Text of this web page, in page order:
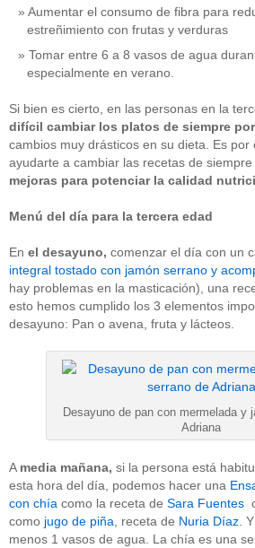
Aumentar el consumo de fibra para
estreñimiento con frutas y verduras
Tomar entre 6 a 8 vasos de agua
especialmente en verano.
Si bien es cierto, en las personas en la
difícil cambiar los platos de siempre
cambios muy drásticos en su dieta. Es por
ayudarte a cambiar las recetas de siempre
mejoras para potenciar la calidad
Menú del día para la tercera edad
En el desayuno, comenzar el día con un
integral tostado con jamón serrano y
hay problemas en la masticación), una
esto hemos cumplido los 3 elementos
desayuno: Pan o avena, fruta y lácteos.
Desayuno de pan con mermelada y
Adriana
A media mañana, si la persona está
esta hora del día, podemos hacer una
con chía como la receta de Sara Fuentes
como jugo de piña , receta de Nuria Díaz .
menos 1 vasos de agua. La chía es una